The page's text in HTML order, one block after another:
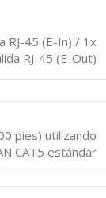
RJ-45 (E-In) / 1x
RJ-45 (E-Out)
pies) utilizando
CAT5 estándar